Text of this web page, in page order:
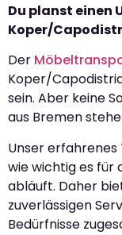
Du planst einen
Koper/
Der
Koper/
sein. Aber keine
aus Bremen
Unser erfahrenes
wie wichtig es für
abläuft. Daher
zuverlässigen
Bedürfnisse